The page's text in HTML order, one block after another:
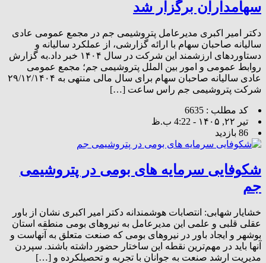
سهامداران برگزار شد
دکتر امیر اکبری مدیرعامل پتروشیمی جم در مجمع عمومی عادی
سالیانه صاحبان سهام با ارائه گزارشی، از عملکرد سالیانه و
دستاوردهای ارزشمند این شرکت در سال ۱۴۰۴ خبر داد.به گزارش
روابط عمومی و امور بین الملل پتروشیمی جم؛ مجمع عمومی
عادی سالیانه صاحبان سهام برای سال مالی منتهی به ۲۹/۱۲/۱۴۰۴
شرکت پتروشیمی جم راس ساعت […]
کد مطلب : 6635
تیر ۲۲, ۱۴۰۵ - 4:22 ب.ظ
86 بازدید
شکوفایی سرمایه های بومی در پتروشیمی
جم
خشایار شهابی: انتصابات هوشمندانه دکتر امیر اکبری نشان از باور
عقلی قلبی و علمی این مدیرعامل به نیروهای بومی منطقه استان
بوشهر و ایجاد باور در نیروهای بومی که صنعت متعلق به آنهاست و
آنها باید در مهم‌ترین نقطه این ساختار حضور داشته باشند. سپردن
مدیریت ارشد صنعت به جوانان با تجربه و تحصیلکرده و […]